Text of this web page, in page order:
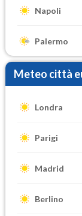
Napoli
Palermo
Meteo città
Londra
Parigi
Madrid
Berlino